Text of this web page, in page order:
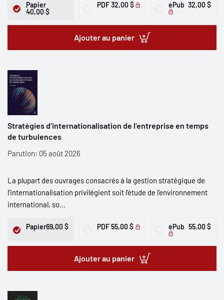
Papier
40,00 $
PDF32,00 $ ePub 32,00 $
Ajouter au panier
Stratégies d’internationalisation de l’entreprise en temps
de turbulences
Parution: 05 août 2026
La plupart des ouvrages consacrés à la gestion stratégique de
l’internationalisation privilégient soit l’étude de l’environnement
international, so...
Papier69,00 $ PDF 55,00 $ ePub 55,00 $
Ajouter au panier